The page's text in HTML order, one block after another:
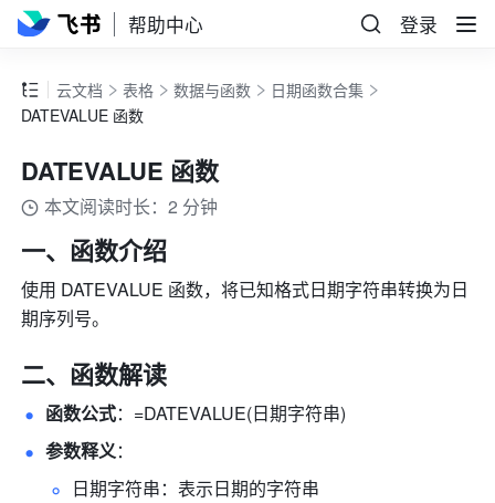
帮助中心 登录
云文档 表格 数据与函数
日期函数合集
DATEVALUE 函数
DATEVALUE 函数
本文阅读时长：2 分钟
一、函数介绍
使用 DATEVALUE 函数，将已知格式日期字符串转换为日
期序列号。
二、函数解读
函数公式：=DATEVALUE(日期字符串)
参数释义：
日期字符串：表示日期的字符串